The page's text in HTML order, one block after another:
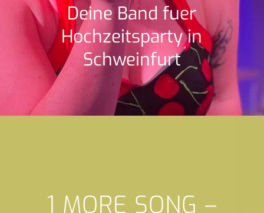
Deine Band fuer
Hochzeitsparty in
Schweinfurt
1 MORE SONG –